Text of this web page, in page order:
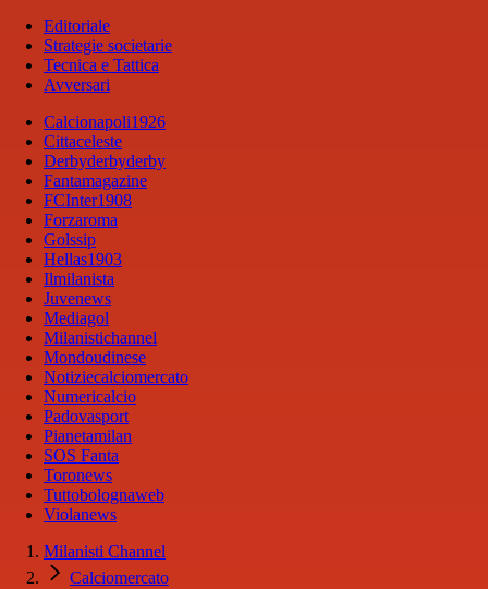
Editoriale
Strategie societarie
Tecnica e Tattica
Avversari
Calcionapoli1926
Cittaceleste
Derbyderbyderby
Fantamagazine
FCInter1908
Forzaroma
Golssip
Hellas1903
Ilmilanista
Juvenews
Mediagol
Milanistichannel
Mondoudinese
Notiziecalciomercato
Numericalcio
Padovasport
Pianetamilan
SOS Fanta
Toronews
Tuttobolognaweb
Violanews
Milanisti Channel
Calciomercato